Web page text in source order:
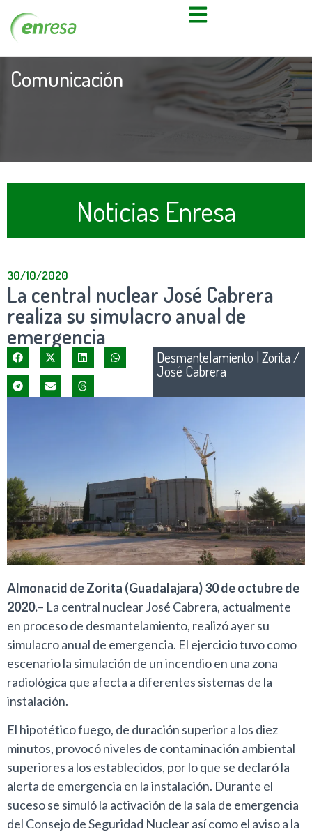
Comunicación
Noticias Enresa
30/10/2020
La central nuclear José Cabrera
realiza su simulacro anual de
emergencia
Desmantelamiento |Zorita /
José Cabrera
Almonacid de Zorita (Guadalajara) 30 de octubre de
2020.– La central nuclear José Cabrera, actualmente
en proceso de desmantelamiento, realizó ayer su
simulacro anual de emergencia. El ejercicio tuvo como
escenario la simulación de un incendio en una zona
radiológica que afecta a diferentes sistemas de la
instalación.
El hipotético fuego, de duración superior a los diez
minutos, provocó niveles de contaminación ambiental
superiores a los establecidos, por lo que se declaró la
alerta de emergencia en la instalación. Durante el
suceso se simuló la activación de la sala de emergencia
del Consejo de Seguridad Nuclear así como el aviso a la